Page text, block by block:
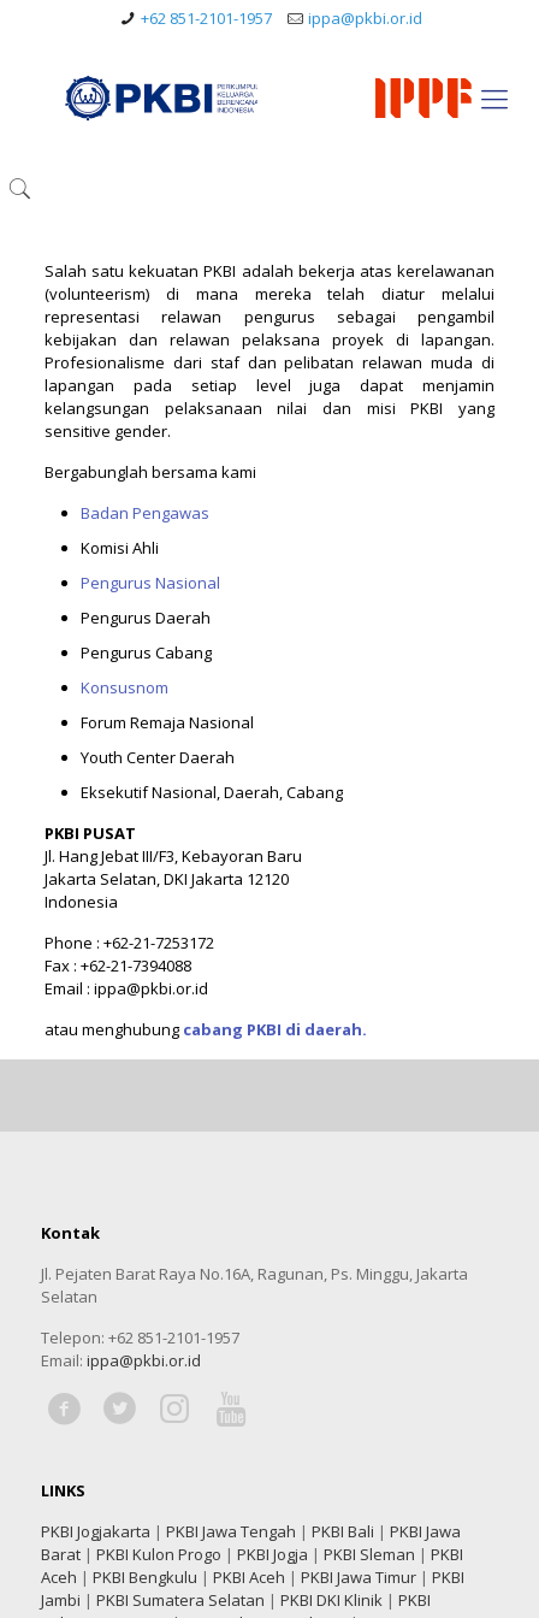
+62 851-2101-1957 ippa@pkbi.or.id
Salah satu kekuatan PKBI adalah bekerja atas kerelawanan
(volunteerism) di mana mereka telah diatur melalui
representasi relawan pengurus sebagai pengambil
kebijakan dan relawan pelaksana proyek di lapangan.
Profesionalisme dari staf dan pelibatan relawan muda di
lapangan pada setiap level juga dapat menjamin
kelangsungan pelaksanaan nilai dan misi PKBI yang
sensitive gender.
Bergabunglah bersama kami
Badan Pengawas
Komisi Ahli
Pengurus Nasional
Pengurus Daerah
Pengurus Cabang
Konsusnom
Forum Remaja Nasional
Youth Center Daerah
Eksekutif Nasional, Daerah, Cabang
PKBI PUSAT
Jl. Hang Jebat III/F3, Kebayoran Baru
Jakarta Selatan, DKI Jakarta 12120
Indonesia
Phone : +62-21-7253172
Fax : +62-21-7394088
Email : ippa@pkbi.or.id
atau menghubung cabang PKBI di daerah.
Kontak
Jl. Pejaten Barat Raya No.16A, Ragunan, Ps. Minggu, Jakarta
Selatan
Telepon: +62 851-2101-1957
Email: ippa@pkbi.or.id
LINKS
PKBI Jogjakarta | PKBI Jawa Tengah | PKBI Bali | PKBI Jawa
Barat| PKBI Kulon Progo | PKBI Jogja | PKBI Sleman | PKBI
Aceh | PKBI Bengkulu | PKBI Aceh | PKBI Jawa Timur| PKBI
Jambi | PKBI Sumatera Selatan | PKBI DKI Klinik| PKBI